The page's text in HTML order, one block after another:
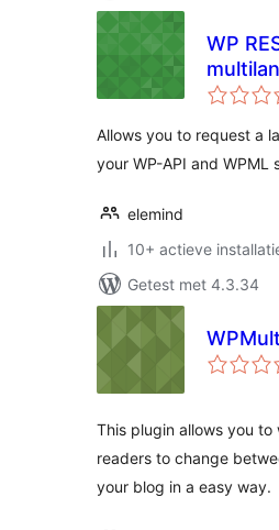
WP
WMPL)
Allows you to request a
your WP-API and WPML
elemind
10+ actieve
Getest met 4.3.34
This plugin allows you to
readers to change
your blog in a easy way.